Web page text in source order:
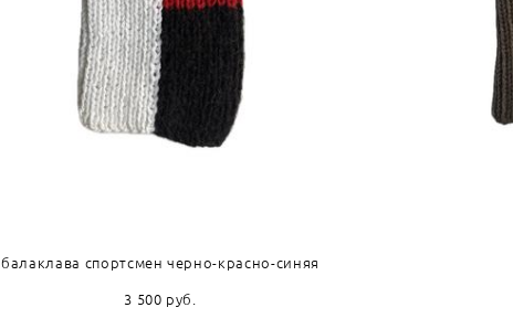
балаклава спортсмен черно-красно-синяя
3 500 pуб.